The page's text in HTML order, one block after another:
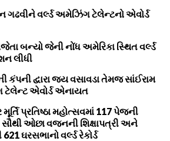
ગઢવીને વર્લ્ડ અમેઝિંગ ટેલેન્ટનો એવોર્ડ
બન્યો જેની નોંધ અમેરિકા સ્થિત વર્લ્ડ
લીધી
કંપની દ્વારા જય વસાવડા તેમજ સાંઈરામ
ટેલેન્ટ એવોર્ડ એનાયત
મૂર્તિ પ્રતિષ્ઠા મહોત્સવમાં 117 પેજની
ઓછા વજનની શિક્ષાપત્રી અને
ઘરસભાનો વર્લ્ડ રેકોર્ડ